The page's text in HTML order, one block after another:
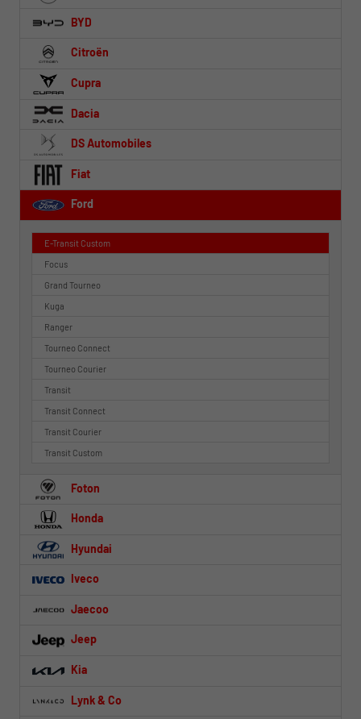
BYD
Citroën
Cupra
Dacia
DS Automobiles
Fiat
Ford
E-Transit Custom
Focus
Grand Tourneo
Kuga
Ranger
Tourneo Connect
Tourneo Courier
Transit
Transit Connect
Transit Courier
Transit Custom
Foton
Honda
Hyundai
Iveco
Jaecoo
Jeep
Kia
Lynk & Co